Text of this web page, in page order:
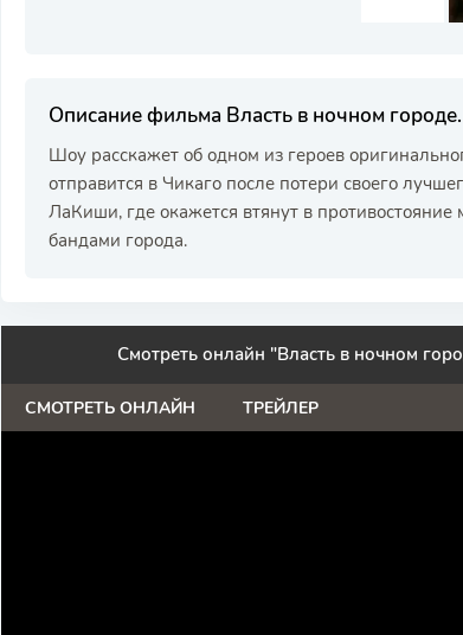
Описание фильма Власть в ночном
Шоу расскажет об одном из героев
отправится в Чикаго после потери своего
ЛаКиши, где окажется втянут в
бандами города.
Смотреть онлайн "Власть в ночном
СМОТРЕТЬ ОНЛАЙН ТРЕЙЛЕР